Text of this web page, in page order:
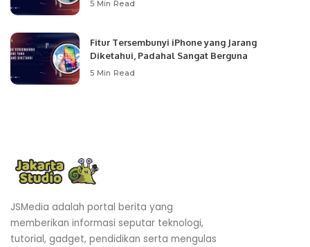
5 Min Read
Fitur Tersembunyi iPhone yang Jarang
Diketahui, Padahal Sangat Berguna
5 Min Read
JSMedia adalah portal berita yang
memberikan informasi seputar teknologi,
tutorial, gadget, pendidikan serta mengulas